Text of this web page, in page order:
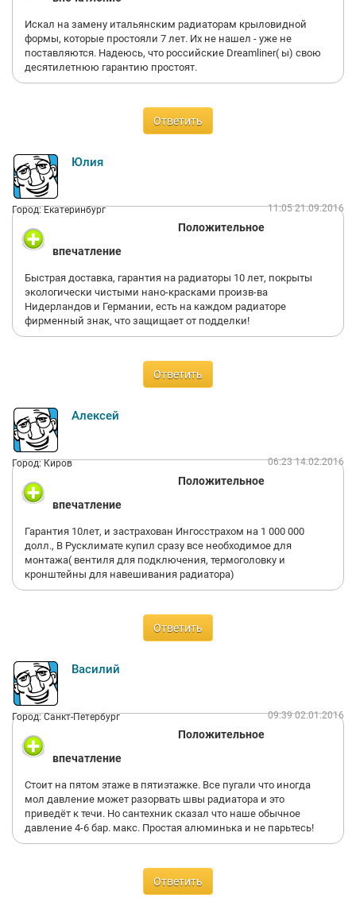
Искал на замену итальянским радиаторам крыловидной
формы, которые простояли 7 лет. Их не нашел - уже не
поставляются. Надеюсь, что российские Dreamliner( ы) свою
десятилетнюю гарантию простоят.
Ответить
Юлия
Город: Екатеринбург 11:05 21.09.2016
Положительное
впечатление
Быстрая доставка, гарантия на радиаторы 10 лет, покрыты
экологически чистыми нано-красками произв-ва
Нидерландов и Германии, есть на каждом радиаторе
фирменный знак, что защищает от подделки!
Ответить
Алексей
Город: Киров 06:23 14.02.2016
Положительное
впечатление
Гарантия 10лет, и застрахован Ингосстрахом на 1 000 000
долл., В Русклимате купил сразу все необходимое для
монтажа( вентиля для подключения, термоголовку и
кронштейны для навешивания радиатора)
Ответить
Василий
Город: Санкт-Петербург 09:39 02.01.2016
Положительное
впечатление
Стоит на пятом этаже в пятиэтажке. Все пугали что иногда
мол давление может разорвать швы радиатора и это
приведёт к течи. Но сантехник сказал что наше обычное
давление 4-6 бар. макс. Простая алюминька и не парьтесь!
Ответить